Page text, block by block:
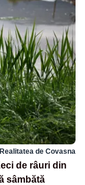
Realitatea de Covasna
de râuri din
sâmbătă